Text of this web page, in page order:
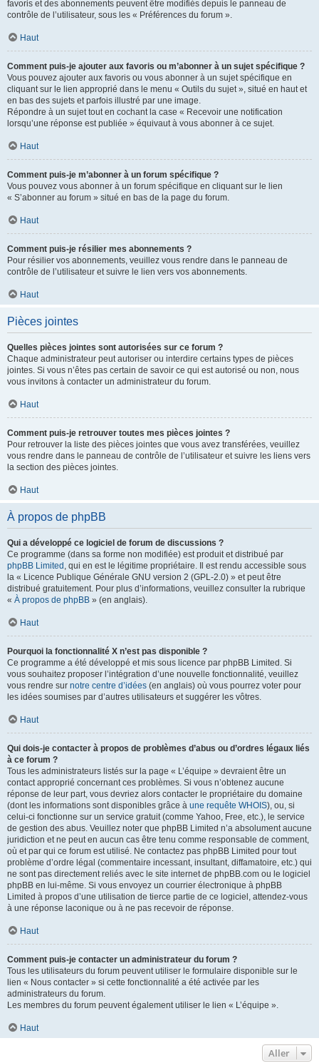
favoris et des abonnements peuvent être modifiés depuis le panneau de
contrôle de l’utilisateur, sous les « Préférences du forum ».
Haut
Comment puis-je ajouter aux favoris ou m’abonner à un sujet spécifique ?
Vous pouvez ajouter aux favoris ou vous abonner à un sujet spécifique en
cliquant sur le lien approprié dans le menu « Outils du sujet », situé en haut et
en bas des sujets et parfois illustré par une image.
Répondre à un sujet tout en cochant la case « Recevoir une notification
lorsqu’une réponse est publiée » équivaut à vous abonner à ce sujet.
Haut
Comment puis-je m’abonner à un forum spécifique ?
Vous pouvez vous abonner à un forum spécifique en cliquant sur le lien
« S’abonner au forum » situé en bas de la page du forum.
Haut
Comment puis-je résilier mes abonnements ?
Pour résilier vos abonnements, veuillez vous rendre dans le panneau de
contrôle de l’utilisateur et suivre le lien vers vos abonnements.
Haut
Pièces jointes
Quelles pièces jointes sont autorisées sur ce forum ?
Chaque administrateur peut autoriser ou interdire certains types de pièces
jointes. Si vous n’êtes pas certain de savoir ce qui est autorisé ou non, nous
vous invitons à contacter un administrateur du forum.
Haut
Comment puis-je retrouver toutes mes pièces jointes ?
Pour retrouver la liste des pièces jointes que vous avez transférées, veuillez
vous rendre dans le panneau de contrôle de l’utilisateur et suivre les liens vers
la section des pièces jointes.
Haut
À propos de phpBB
Qui a développé ce logiciel de forum de discussions ?
Ce programme (dans sa forme non modifiée) est produit et distribué par
phpBB Limited , qui en est le légitime propriétaire. Il est rendu accessible sous
la « Licence Publique Générale GNU version 2 (GPL-2.0) » et peut être
distribué gratuitement. Pour plus d’informations, veuillez consulter la rubrique
« À propos de phpBB » (en anglais).
Haut
Pourquoi la fonctionnalité X n’est pas disponible ?
Ce programme a été développé et mis sous licence par phpBB Limited. Si
vous souhaitez proposer l’intégration d’une nouvelle fonctionnalité, veuillez
vous rendre sur notre centre d’idées (en anglais) où vous pourrez voter pour
les idées soumises par d’autres utilisateurs et suggérer les vôtres.
Haut
Qui dois-je contacter à propos de problèmes d’abus ou d’ordres légaux liés
à ce forum ?
Tous les administrateurs listés sur la page « L’équipe » devraient être un
contact approprié concernant ces problèmes. Si vous n’obtenez aucune
réponse de leur part, vous devriez alors contacter le propriétaire du domaine
(dont les informations sont disponibles grâce à une requête WHOIS), ou, si
celui-ci fonctionne sur un service gratuit (comme Yahoo, Free, etc.), le service
de gestion des abus. Veuillez noter que phpBB Limited n’a absolument aucune
juridiction et ne peut en aucun cas être tenu comme responsable de comment,
où et par qui ce forum est utilisé. Ne contactez pas phpBB Limited pour tout
problème d’ordre légal (commentaire incessant, insultant, diffamatoire, etc.) qui
ne sont pas directement reliés avec le site internet de phpBB.com ou le logiciel
phpBB en lui-même. Si vous envoyez un courrier électronique à phpBB
Limited à propos d’une utilisation de tierce partie de ce logiciel, attendez-vous
à une réponse laconique ou à ne pas recevoir de réponse.
Haut
Comment puis-je contacter un administrateur du forum ?
Tous les utilisateurs du forum peuvent utiliser le formulaire disponible sur le
lien « Nous contacter » si cette fonctionnalité a été activée par les
administrateurs du forum.
Les membres du forum peuvent également utiliser le lien « L’équipe ».
Haut
Aller